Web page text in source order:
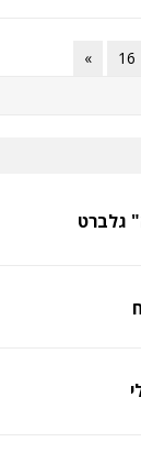
16
»
גלברט